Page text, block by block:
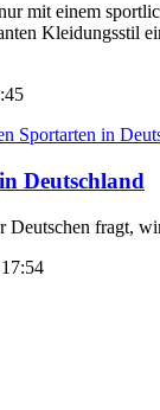
mit einem
Kleidungsstil
Deutschland
Deutschen fragt,